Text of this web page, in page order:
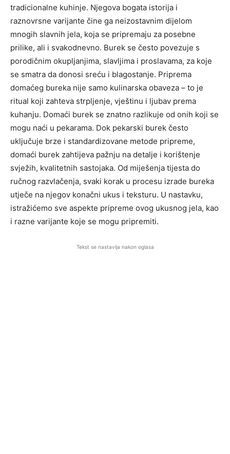
tradicionalne kuhinje. Njegova bogata istorija i
raznovrsne varijante čine ga neizostavnim dijelom
mnogih slavnih jela, koja se pripremaju za posebne
prilike, ali i svakodnevno. Burek se često povezuje s
porodičnim okupljanjima, slavljima i proslavama, za koje
se smatra da donosi sreću i blagostanje. Priprema
domaćeg bureka nije samo kulinarska obaveza – to je
ritual koji zahteva strpljenje, vještinu i ljubav prema
kuhanju. Domaći burek se znatno razlikuje od onih koji se
mogu naći u pekarama. Dok pekarski burek često
uključuje brze i standardizovane metode pripreme,
domaći burek zahtijeva pažnju na detalje i korištenje
svježih, kvalitetnih sastojaka. Od miješenja tijesta do
ručnog razvlačenja, svaki korak u procesu izrade bureka
utječe na njegov konačni ukus i teksturu. U nastavku,
istražićemo sve aspekte pripreme ovog ukusnog jela, kao
i razne varijante koje se mogu pripremiti.
Tekst se nastavlja nakon oglasa